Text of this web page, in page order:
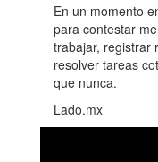
En un momento
para contestar
trabajar, registrar
resolver tareas
que nunca.
Lado.mx